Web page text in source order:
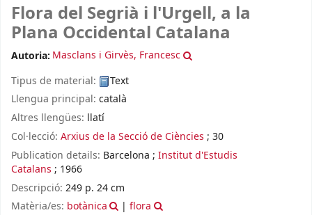
Flora del Segrià i l'Urgell, a la
Plana Occidental Catalana
Autoria: Masclans i Girvès, Francesc
Tipus de material:
Text
Llengua principal: català
Altres llengües: llatí
Col·lecció: Arxius de la Secció de Ciències ; 30
Publication details: Barcelona ; Institut d'Estudis
Catalans ; 1966
Descripció: 249 p. 24 cm
Matèria/es: botànica |flora